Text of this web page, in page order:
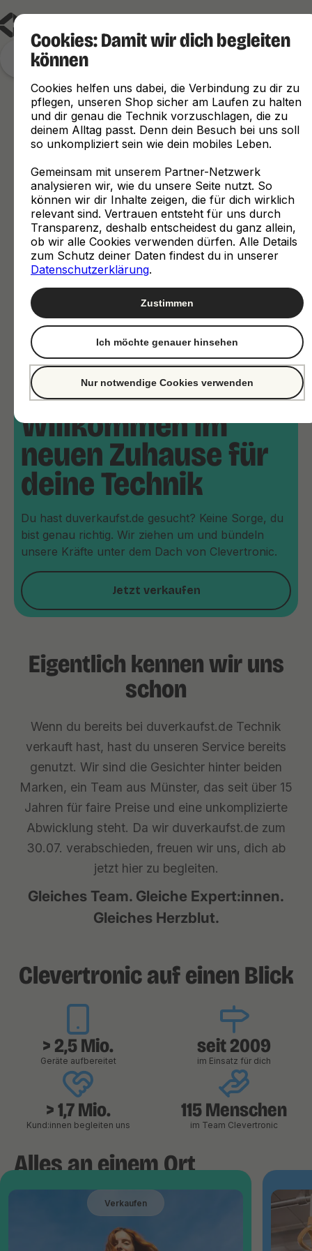
Willkommen im
neuen Zuhause für
deine Technik
Du hast duverkaufst.de gesucht? Keine Sorge, du
bist genau richtig. Wir ziehen um und bündeln
unsere Kräfte unter dem Dach von Clevertronic.
Jetzt verkaufen
Eigentlich kennen wir uns
schon
Wenn du bereits bei duverkaufst.de Technik
verkauft hast, hast du unseren Service bereits
genutzt. Wir sind die Gesichter hinter beiden
Marken, ein Team aus Münster, das seit über 15
Jahren für faire Preise und eine unkomplizierte
Abwicklung steht. Da wir duverkaufst.de zum
30.07. verabschieden, freuen wir uns, dich ab
jetzt hier zu begleiten.
Gleiches Team. Gleiche Expert:innen.
Gleiches Herzblut.
Clevertronic auf einen Blick
> 2,5 Mio.
Geräte aufbereitet
seit 2009
im Einsatz für dich
> 1,7 Mio.
Kund:innen begleiten uns
115 Menschen
im Team Clevertronic
Alles an einem Ort
Verkaufen
Cookies: Damit wir dich begleiten
können
Cookies helfen uns dabei, die Verbindung zu dir zu
pflegen, unseren Shop sicher am Laufen zu halten
und dir genau die Technik vorzuschlagen, die zu
deinem Alltag passt. Denn dein Besuch bei uns soll
so unkompliziert sein wie dein mobiles Leben.
Gemeinsam mit unserem Partner-Netzwerk
analysieren wir, wie du unsere Seite nutzt. So
können wir dir Inhalte zeigen, die für dich wirklich
relevant sind. Vertrauen entsteht für uns durch
Transparenz, deshalb entscheidest du ganz allein,
ob wir alle Cookies verwenden dürfen. Alle Details
zum Schutz deiner Daten findest du in unserer
Datenschutzerklärung.
Nur notwendige Cookies verwenden
Ich möchte genauer hinsehen
Zustimmen